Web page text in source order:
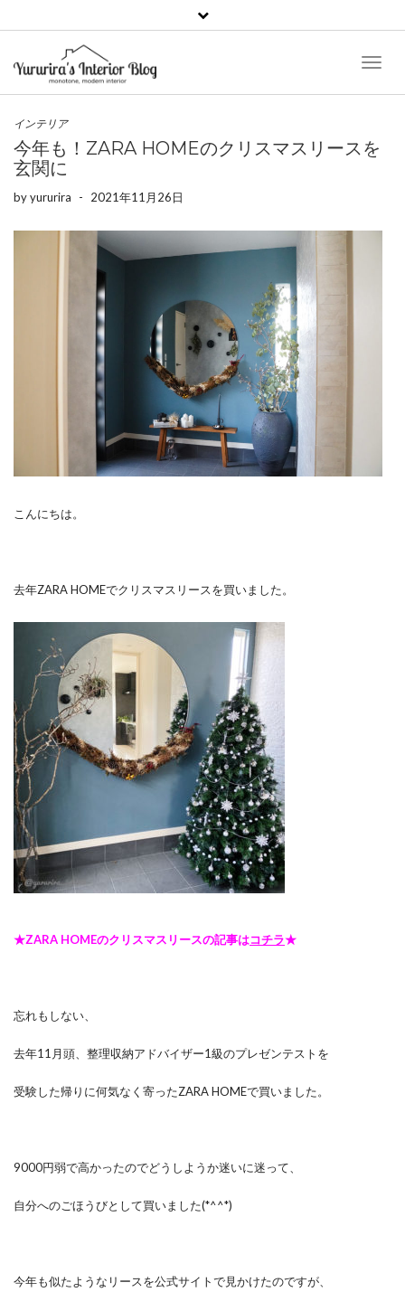
インテリア
今年も！ZARA HOMEのクリスマスリースを
玄関に
byyururira - 2021年11月26日
こんにちは。
去年ZARA HOMEでクリスマスリースを買いました。
★ZARA HOMEのクリスマスリースの記事はコチラ★
忘れもしない、
去年11月頭、整理収納アドバイザー1級のプレゼンテストを
受験した帰りに何気なく寄ったZARA HOMEで買いました。
9000円弱で高かったのでどうしようか迷いに迷って、
自分へのごほうびとして買いました(*^^*)
今年も似たようなリースを公式サイトで見かけたのですが、